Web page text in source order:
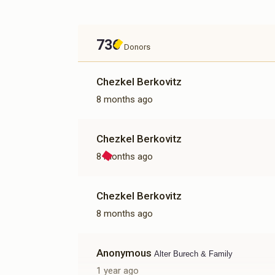
$4,552
Donated
$25,000
Exit Realty Venture
Donated Goal
736Donors
Chezkel Berkovitz
8 months ago
Chezkel Berkovitz
8 months ago
Chezkel Berkovitz
8 months ago
Anonymous Alter Burech & Family
1 year ago